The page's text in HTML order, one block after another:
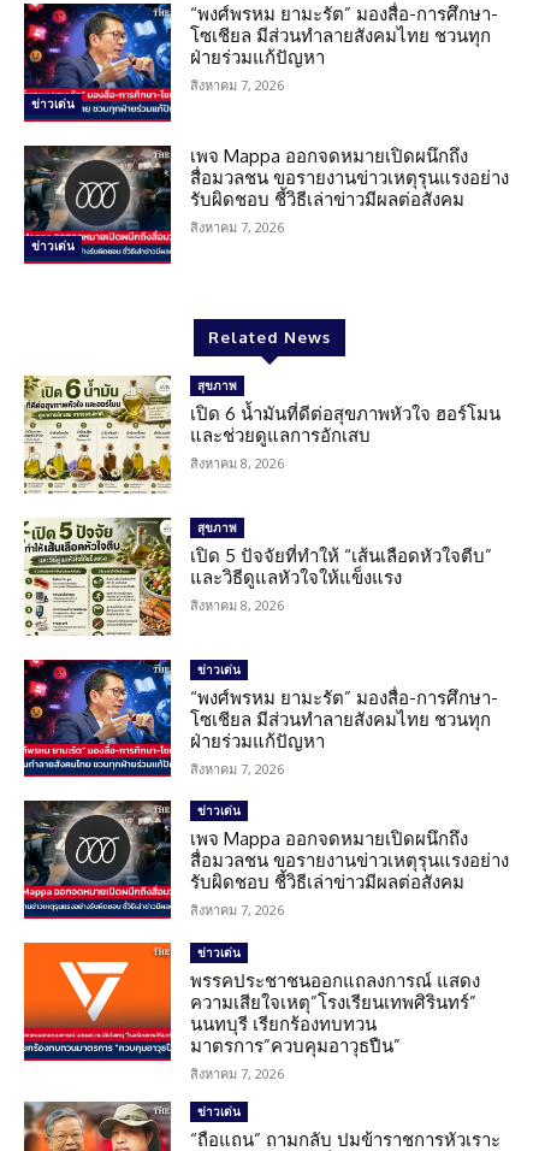
ข่าวเด่น
“พงศ์พรหม ยามะรัต” มองสื่อ-การศึกษา-
โซเชียล มีส่วนทำลายสังคมไทย ชวนทุก
ฝ่ายร่วมแก้ปัญหา
สิงหาคม 7, 2026
ข่าวเด่น
เพจ Mappa ออกจดหมายเปิดผนึกถึง
สื่อมวลชน ขอรายงานข่าวเหตุรุนแรงอย่าง
รับผิดชอบ ชี้วิธีเล่าข่าวมีผลต่อสังคม
สิงหาคม 7, 2026
Related News
สุขภาพ
เปิด 6 น้ำมันที่ดีต่อสุขภาพหัวใจ ฮอร์โมน
และช่วยดูแลการอักเสบ
สิงหาคม 8, 2026
สุขภาพ
เปิด 5 ปัจจัยที่ทำให้ “เส้นเลือดหัวใจตีบ”
และวิธีดูแลหัวใจให้แข็งแรง
สิงหาคม 8, 2026
ข่าวเด่น
“พงศ์พรหม ยามะรัต” มองสื่อ-การศึกษา-
โซเชียล มีส่วนทำลายสังคมไทย ชวนทุก
ฝ่ายร่วมแก้ปัญหา
สิงหาคม 7, 2026
ข่าวเด่น
เพจ Mappa ออกจดหมายเปิดผนึกถึง
สื่อมวลชน ขอรายงานข่าวเหตุรุนแรงอย่าง
รับผิดชอบ ชี้วิธีเล่าข่าวมีผลต่อสังคม
สิงหาคม 7, 2026
ข่าวเด่น
พรรคประชาชนออกแถลงการณ์ แสดง
ความเสียใจเหตุ”โรงเรียนเทพศิรินทร์”
นนทบุรี เรียกร้องทบทวน
มาตรการ”ควบคุมอาวุธปืน”
สิงหาคม 7, 2026
ข่าวเด่น
“ถือแถน” ถามกลับ ปมข้าราชการหัวเราะ